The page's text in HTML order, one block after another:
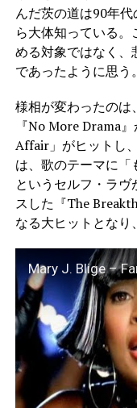
んだ茨の道は90年
ら大体知っている。
める対象ではなく、
であったように思う。
様相が変わったの
『No More Drama
Affair」がヒットし
は、歌のテーマに「
というセルフ・ラ
スした『The
なる大ヒットとなり
Mary J. Blige –